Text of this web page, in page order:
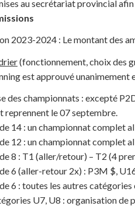
au secrétariat provincial
2023-2024 : Le montant des
(fonctionnement, choix des
est approuvé unanimement
des championnats : excepté
reprennent le 07 septembre.
14 : un championnat complet
12 : un championnat complet
8 : T1 (aller/retour) – T2 (4
6 (aller-retour 2x) : P3M $,
6 : toutes les autres
U7, U8 : organisation de